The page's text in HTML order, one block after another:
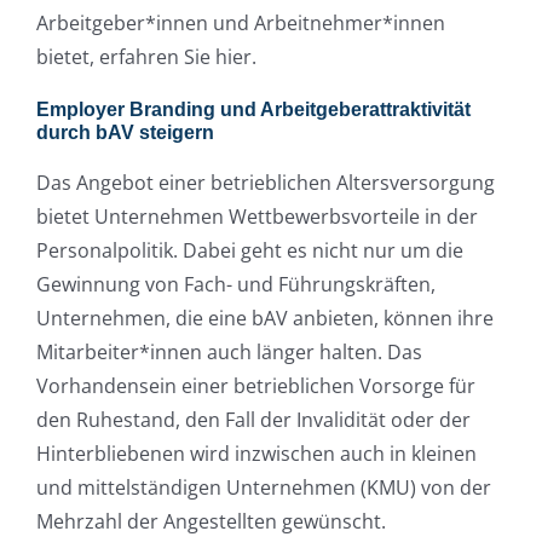
Arbeitgeber*innen und Arbeitnehmer*innen
bietet, erfahren Sie hier.
Employer Branding und Arbeitgeberattraktivität
durch bAV steigern
Das Angebot einer betrieblichen Altersversorgung
bietet Unternehmen Wettbewerbsvorteile in der
Personalpolitik. Dabei geht es nicht nur um die
Gewinnung von Fach- und Führungskräften,
Unternehmen, die eine bAV anbieten, können ihre
Mitarbeiter*innen auch länger halten. Das
Vorhandensein einer betrieblichen Vorsorge für
den Ruhestand, den Fall der Invalidität oder der
Hinterbliebenen wird inzwischen auch in kleinen
und mittelständigen Unternehmen (KMU) von der
Mehrzahl der Angestellten gewünscht.